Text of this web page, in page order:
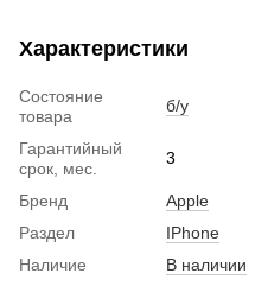
Характеристики
Состояние
товара
б/у
Гарантийный
срок, мес.
3
Бренд
Apple
Раздел
IPhone
Наличие
В наличии